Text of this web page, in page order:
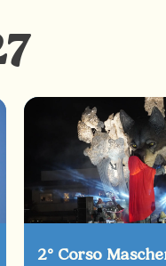
2° Corso